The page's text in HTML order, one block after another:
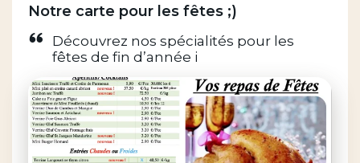
Notre carte pour les fêtes ;)
Découvrez nos spécialités pour les
fêtes de fin d’année i